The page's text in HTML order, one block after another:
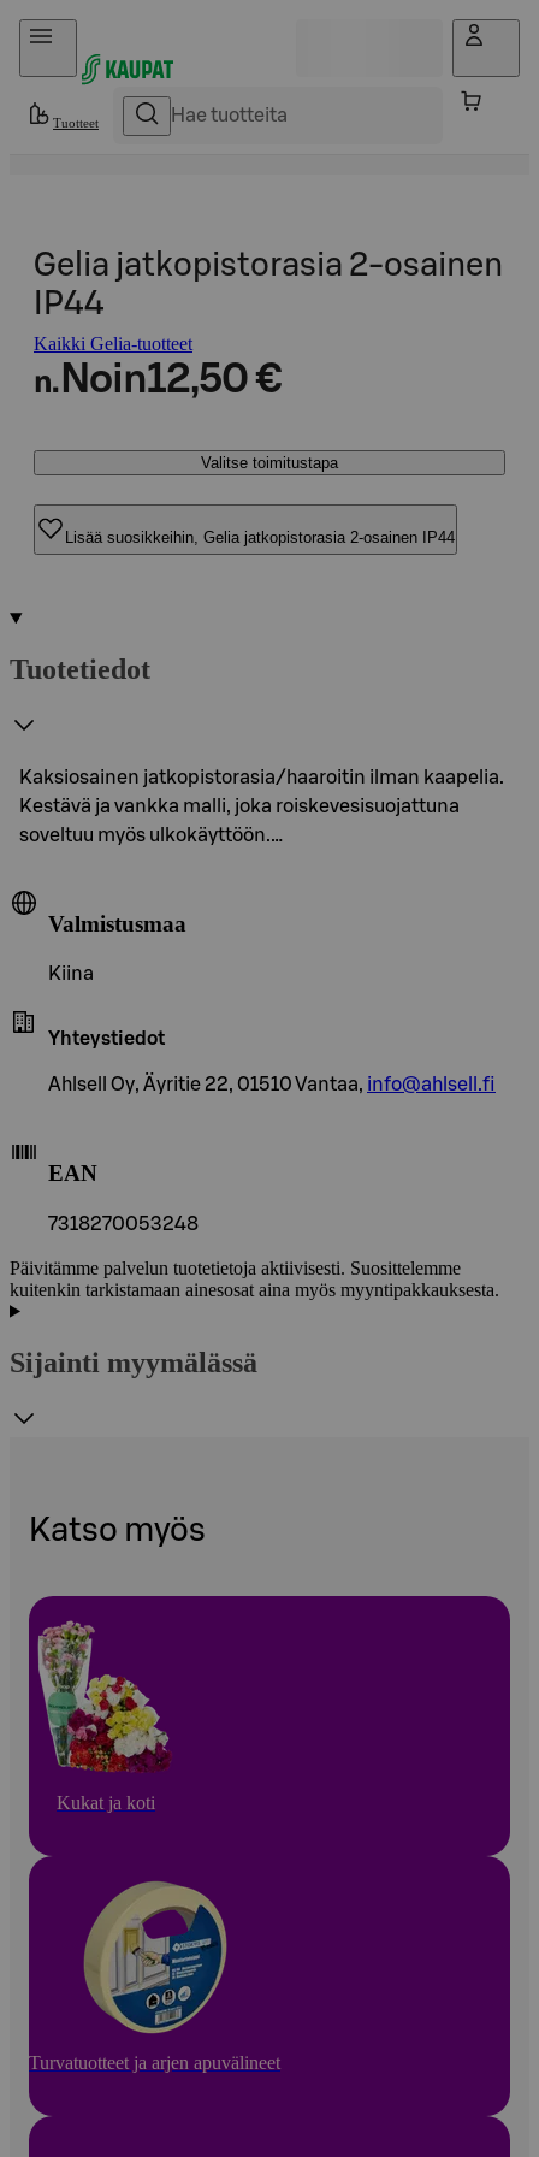
Hyppää sisältöön
Tuotteet
Gelia jatkopistorasia 2-osainen
IP44
Kaikki Gelia-tuotteet
n. Noin12,50 €
Valitse toimitustapa
Lisää suosikkeihin, Gelia jatkopistorasia 2-osainen IP44
Tuotetiedot
Kaksiosainen jatkopistorasia/haaroitin ilman kaapelia.
Kestävä ja vankka malli, joka roiskevesisuojattuna
soveltuu myös ulkokäyttöön.…
Valmistusmaa
Kiina
Yhteystiedot
Ahlsell Oy, Äyritie 22, 01510 Vantaa, info@ahlsell.fi
EAN
7318270053248
Päivitämme palvelun tuotetietoja aktiivisesti. Suosittelemme
kuitenkin tarkistamaan ainesosat aina myös myyntipakkauksesta.
Sijainti myymälässä
Katso myös
Kukat ja koti
Turvatuotteet ja arjen apuvälineet